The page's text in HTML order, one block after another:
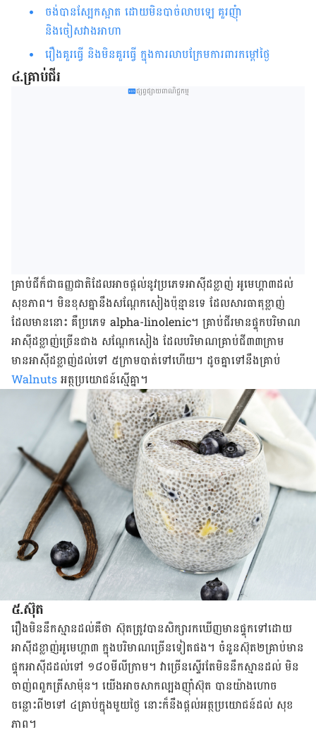
ចង់បានស្បែកស្អាត ដោយមិនបាច់លាបឡេ គួរញុំា
និងចៀសវាងអាហា
រឿង​គួរ​ធ្វើ​ និង​មិន​គួរ​ធ្វើ​​ ក្នុង​ការ​លាប​ក្រែម​ការពារ​កម្ដៅ​ថ្ងៃ ​​​​​​​​​​​​​​​​​​​​​​​​​​​​​​​​​​​​​​​​​​​​​​​​​​​​​​​​​​​​​​​​​​​​​​
៤.គ្រាប់ជីរ
ផ្សព្វផ្សាយពាណិជ្ជកម្ម
គ្រាប់ជីក៏ជាធញ្ញជាតិដែលអាចផ្ដល់នូវប្រភេទអាស៊ីដខ្លាញ់ អូមេហ្គា៣ដល់
សុខភាព។ មិនខុសគ្នានឹងសណ្ដែក​​សៀងប៉ុន្មានទេ ដែលសារធាតុខ្លាញ់
ដែលមាននោះ គឺប្រភេទ alpha-linolenic។ គ្រាប់ជីរមានផ្ទុកបរិមាណ
អាស៊ីដខ្លាញ់ច្រើនជាង សណ្ដែកសៀង ដែលបរិមាណគ្រាប់ជី៣៣ក្រាម
មានអាស៊ីដខ្លាញ់ដល់ទៅ ៥ក្រាមបាត់ទៅហើយ។ ដូចគ្នាទៅនឹងគ្រាប់
Walnutsអត្ថប្រយោជន៍ស្មើគ្នា។
៥.ស៊ុត
រឿងមិននឹកស្មានដល់គឺថា ស៊ុតត្រូវបានសិក្សារកឃើញមានផ្ទុកទៅដោយ
អាស៊ីដខ្លាញ់អូមេហ្គា៣ ក្នុងបរិមាណច្រើន​ទៀតផង។ ចំនួនស៊ុត២គ្រាប់មាន
ផ្ទុកអាស៊ីដដល់ទៅ ១៨០មីលីក្រាម។ វាច្រើនស្ទើរតែមិននឹកស្មានដល់ មិន
ចាញ់​ពពួកត្រីសាម៉ុន។ យើងអាចសាកល្បងញ៉ាំស៊ុត បានយ៉ាងហោច
ចន្លោះពី២ទៅ ៤គ្រាប់ក្នុងមួយថ្ងៃ នោះក៏នឹងផ្ដល់អត្ថប្រយោជន៍ដល់ សុខ
ភាព។